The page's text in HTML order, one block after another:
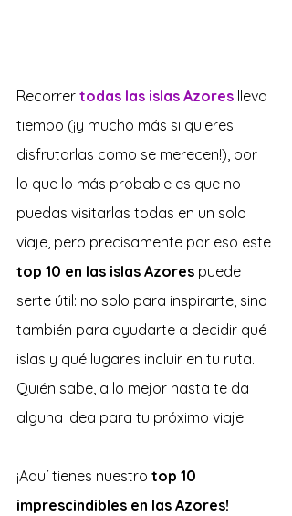
Recorrer todas las islas Azores lleva
tiempo (¡y mucho más si quieres
disfrutarlas como se merecen!), por
lo que lo más probable es que no
puedas visitarlas todas en un solo
viaje, pero precisamente por eso este
top 10 en las islas Azores puede
serte útil: no solo para inspirarte, sino
también para ayudarte a decidir qué
islas y qué lugares incluir en tu ruta.
Quién sabe, a lo mejor hasta te da
alguna idea para tu próximo viaje.
¡Aquí tienes nuestro top 10
imprescindibles en las Azores!